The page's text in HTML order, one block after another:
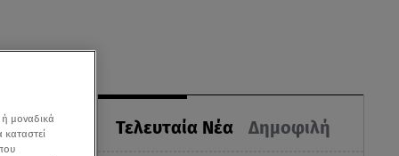
Τελευταία Νέα Δημοφιλή
μοναδικά